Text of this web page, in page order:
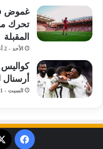
غموض
تحرك
المقبلة
الأحد - 2 أغسطس - 2026 / 4:16 مساءً
كواليس
السبت - 1 أغسطس - 2026 / 2:34 صباحًا